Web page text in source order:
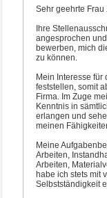
Sehr geehrte Frau
Ihre
angesprochen
bewerben, mich
zu können.
Mein Interesse für
feststellen, somit
Firma. Im Zuge
Kenntnis in
erlangen und
meinen
Meine
Arbeiten,
Arbeiten,
habe ich stets mit
Selbstständigkeit